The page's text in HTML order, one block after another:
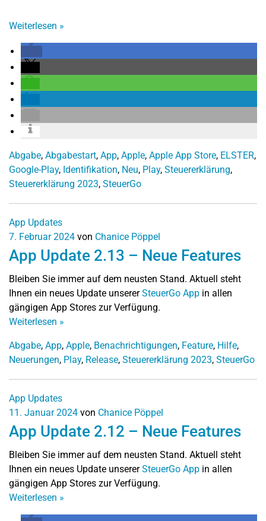
Weiterlesen »
Abgabe, Abgabestart, App, Apple, Apple App Store, ELSTER,
Google-Play, Identifikation, Neu, Play, Steuererklärung,
Steuererklärung 2023, SteuerGo
App Updates
7. Februar 2024 von Chanice Pöppel
App Update 2.13 – Neue Features
Bleiben Sie immer auf dem neusten Stand. Aktuell steht
Ihnen ein neues Update unsererSteuerGo App in allen
gängigen App Stores zur Verfügung.
Weiterlesen »
Abgabe, App, Apple, Benachrichtigungen, Feature, Hilfe,
Neuerungen, Play, Release, Steuererklärung 2023, SteuerGo
App Updates
11. Januar 2024 von Chanice Pöppel
App Update 2.12 – Neue Features
Bleiben Sie immer auf dem neusten Stand. Aktuell steht
Ihnen ein neues Update unsererSteuerGo App in allen
gängigen App Stores zur Verfügung.
Weiterlesen »